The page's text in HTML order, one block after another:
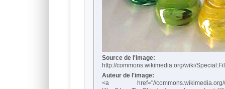
Source de l'image:
http://commons.wikimedia.org/wiki/
Auteur de l'image:
<a href="//commons.wikimedia.org/